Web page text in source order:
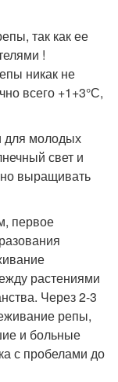
так как ее
!
никак не
всего +1+3°С,
для молодых
свет и
выращивать
первое
растениями
Через 2-3
репы,
и больные
с пробелами до